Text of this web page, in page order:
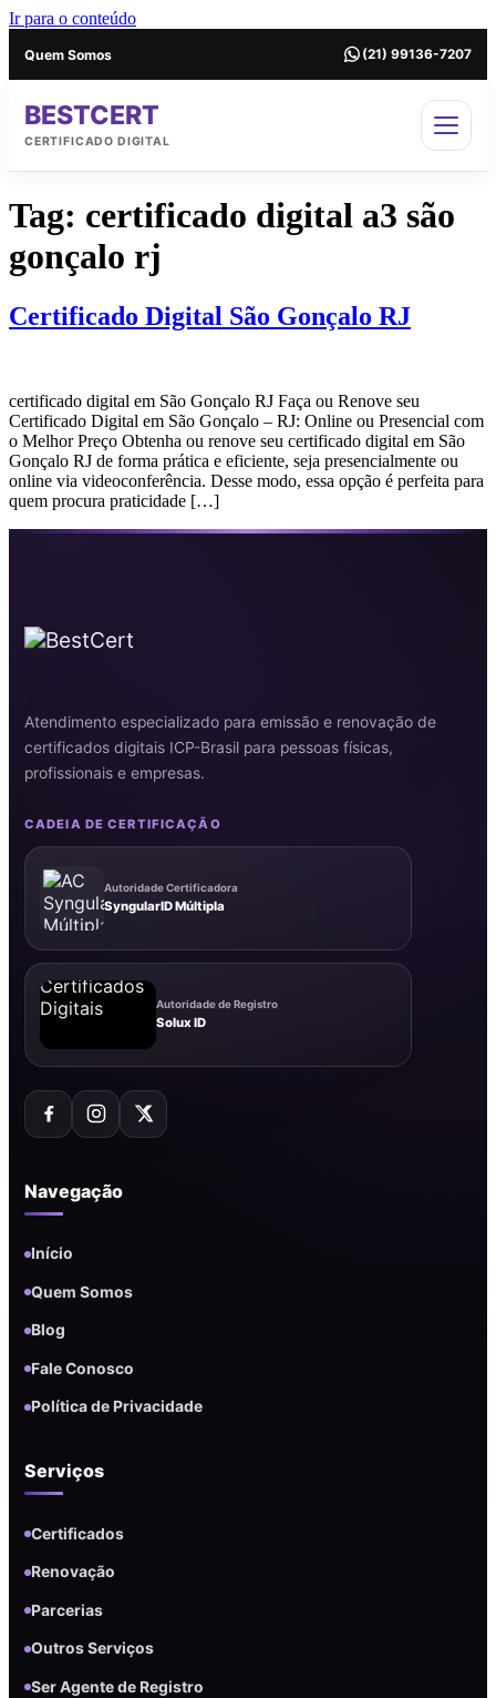
Ir para o conteúdo
Quem Somos (21) 99136-7207
BESTCERT
CERTIFICADO DIGITAL
Tag: certificado digital a3 são
gonçalo rj
Certificado Digital São Gonçalo RJ
certificado digital em São Gonçalo RJ Faça ou Renove seu
Certificado Digital em São Gonçalo – RJ: Online ou Presencial com
o Melhor Preço Obtenha ou renove seu certificado digital em São
Gonçalo RJ de forma prática e eficiente, seja presencialmente ou
online via videoconferência. Desse modo, essa opção é perfeita para
quem procura praticidade […]
Atendimento especializado para emissão e renovação de
certificados digitais ICP-Brasil para pessoas físicas,
profissionais e empresas.
CADEIA DE CERTIFICAÇÃO
Autoridade Certificadora
SyngularID Múltipla
Autoridade de Registro
Solux ID
Navegação
Início
Quem Somos
Blog
Fale Conosco
Política de Privacidade
Serviços
Certificados
Renovação
Parcerias
Outros Serviços
Ser Agente de Registro